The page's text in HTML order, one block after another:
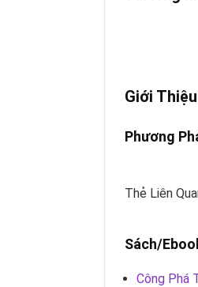
Giới
Phương
Thẻ Liên
Sách/
Công Phá